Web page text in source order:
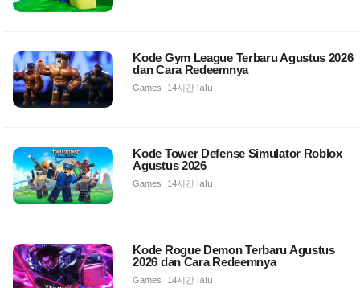
Kode Gym League Terbaru Agustus 2026
dan Cara Redeemnya
Games 14시간 lalu
Kode Tower Defense Simulator Roblox
Agustus 2026
Games 14시간 lalu
Kode Rogue Demon Terbaru Agustus
2026 dan Cara Redeemnya
Games 14시간 lalu